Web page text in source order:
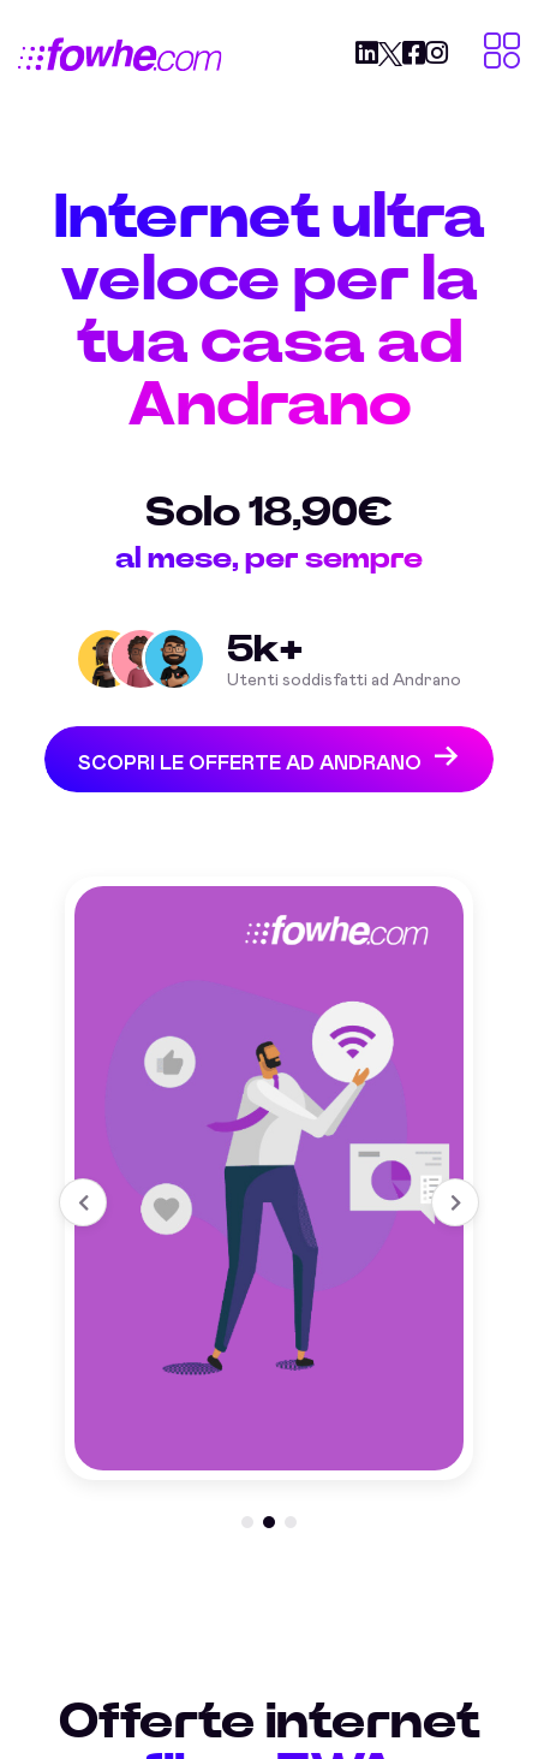
Internet ultra
veloce per la
tua casa ad
Andrano
Solo 18,90€
al mese, per sempre
5k+
Utenti soddisfatti ad Andrano
SCOPRI LE OFFERTE AD ANDRANO
Offerte internet